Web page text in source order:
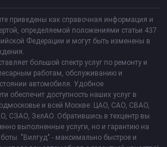
приведены как справочная информация и
определяемой положениями статьи 437
Федерации и могут быть изменены в
большой спектр услуг по ремонту и
работам, обслуживанию и
автомобиля. Удобное
обеспечит доступность наших услуг в
и всей Москве: ЦАО, САО, СВАО,
ЗелАО. Обратившись в техцентр вы
выполненные услуги, но и гарантию на
"Вилгуд" - максимально быстрое и